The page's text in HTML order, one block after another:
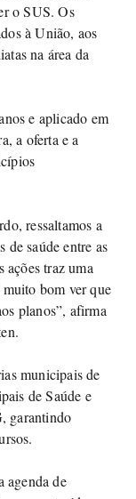
o SUS. Os
à União, aos
na área da
e aplicado em
a oferta e a
ressaltamos a
saúde entre as
ações traz uma
muito bom ver que
planos”, afirma
municipais de
de Saúde e
garantindo
agenda de